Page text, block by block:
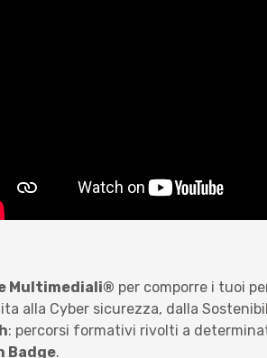
Multimediali® per comporre i tuoi
alla Cyber sicurezza, dalla
: percorsi formativi rivolti a
Badge.